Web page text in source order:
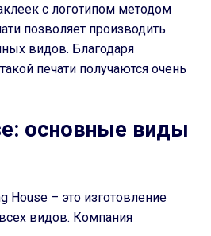
с логотипом методом
позволяет производить
видов. Благодаря
печати получаются очень
основные виды
House – это изготовление
видов. Компания